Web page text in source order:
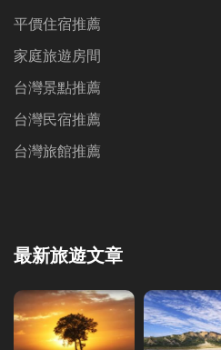
平價住宿推薦
家庭旅遊房間
台灣景點推薦
台灣民宿推薦
台灣旅館推薦
最新旅遊文章